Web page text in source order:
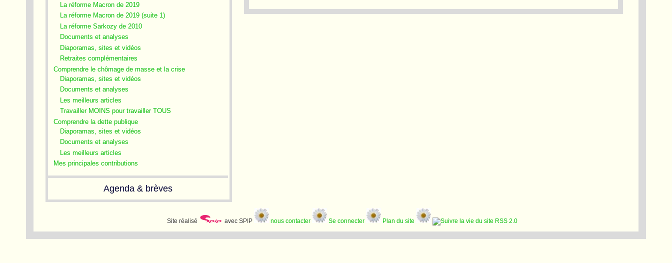
La réforme Macron de 2019
La réforme Macron de 2019 (suite 1)
La réforme Sarkozy de 2010
Documents et analyses
Diaporamas, sites et vidéos
Retraites complémentaires
Comprendre le chômage de masse et la crise
Diaporamas, sites et vidéos
Documents et analyses
Les meilleurs articles
Travailler MOINS pour travailler TOUS
Comprendre la dette publique
Diaporamas, sites et vidéos
Documents et analyses
Les meilleurs articles
Mes principales contributions
Agenda & brèves
Site réalisé avec SPIP nous contacter Se connecter Plan du site RSS 2.0